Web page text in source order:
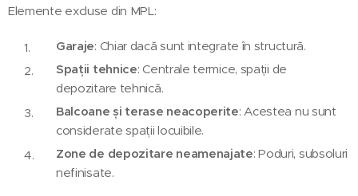
Elemente excluse din MPL:
Garaje: Chiar dacă sunt integrate în structură.
Spații tehnice: Centrale termice, spații de
depozitare tehnică.
Balcoane și terase neacoperite: Acestea nu sunt
considerate spații locuibile.
Zone de depozitare neamenajate: Poduri, subsoluri
nefinisate.